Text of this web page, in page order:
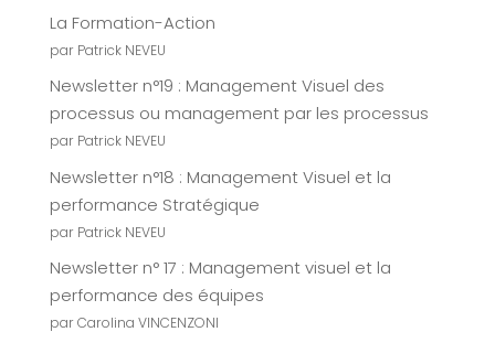
La Formation-Action
par Patrick NEVEU
Newsletter n°19 : Management Visuel des
processus ou management par les processus
par Patrick NEVEU
Newsletter n°18 : Management Visuel et la
performance Stratégique
par Patrick NEVEU
Newsletter n° 17 : Management visuel et la
performance des équipes
par Carolina VINCENZONI